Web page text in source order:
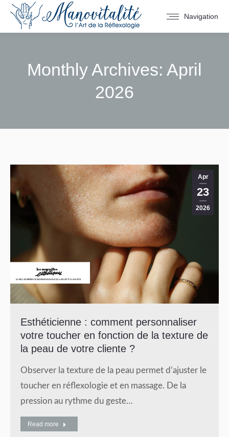
Navigation
Monthly Archives: April
2026
Apr
23
2026
Esthéticienne : comment personnaliser
votre toucher en fonction de la texture de
la peau de votre cliente ?
Observer la texture de la peau permet d’ajuster le
toucher en réflexologie et en massage. De la
pression au rythme du geste…
Read more